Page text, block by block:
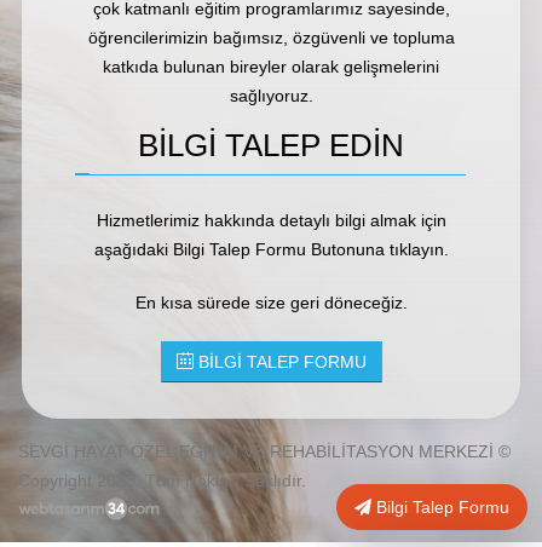
çok katmanlı eğitim programlarımız sayesinde,
öğrencilerimizin bağımsız, özgüvenli ve topluma
katkıda bulunan bireyler olarak gelişmelerini
sağlıyoruz.
BİLGİ TALEP EDİN
Hizmetlerimiz hakkında detaylı bilgi almak için
aşağıdaki Bilgi Talep Formu Butonuna tıklayın.
En kısa sürede size geri döneceğiz.
BİLGİ TALEP FORMU
SEVGİ HAYAT ÖZEL EĞİTİM VE REHABİLİTASYON MERKEZİ ©
Copyright 2023. Tüm Hakları Saklıdır.
Bilgi Talep Formu